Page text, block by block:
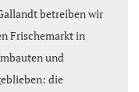
betreiben wir
Frischemarkt in
und
die